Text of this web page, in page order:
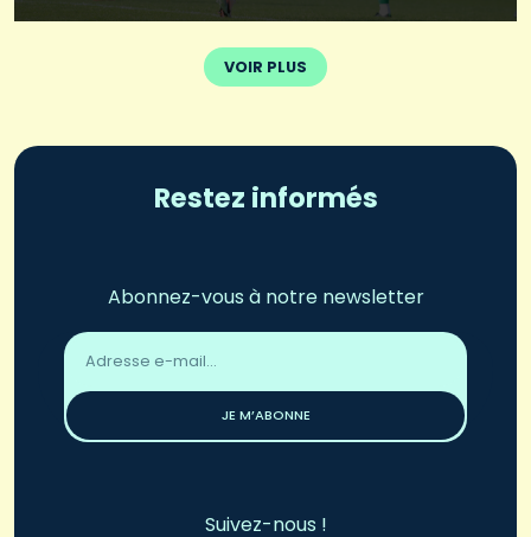
VOIR PLUS
Restez informés
Abonnez-vous à notre newsletter
Adresse
email
JE M’ABONNE
Suivez-nous !